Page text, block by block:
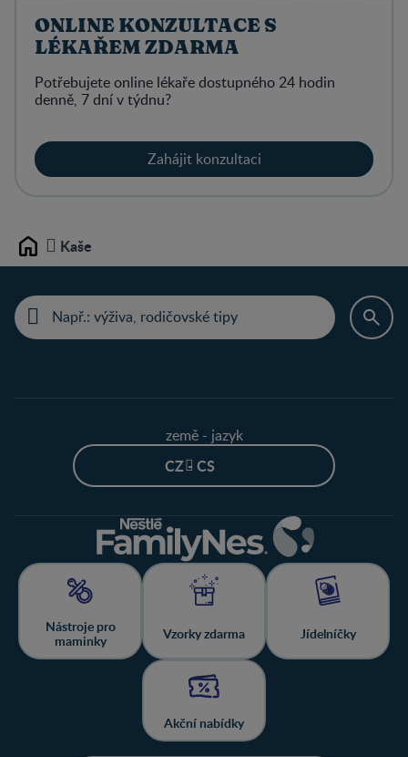
ONLINE KONZULTACE S
LÉKAŘEM ZDARMA
Potřebujete online lékaře dostupného 24 hodin
denně, 7 dní v týdnu?
Zahájit konzultaci
Home Kaše
země - jazyk
CZ - CS
Nástroje pro
maminky
Vzorky zdarma Jídelníčky
Akční nabídky